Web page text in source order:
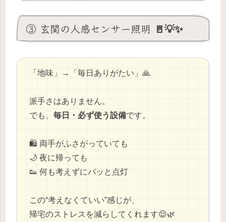
③ 玄関の人感センサー照明 🚪💡✨
「地味」→「毎日ありがたい」🙏
派手さはありません。
でも、 毎日・必ず使う設備です。
🛍️ 両手がふさがっていても
🌙 夜に帰っても
👟 何も考えずにパッと点灯
この“考えなくていい”感じが、
帰宅のストレスを減らしてくれます😌🌿